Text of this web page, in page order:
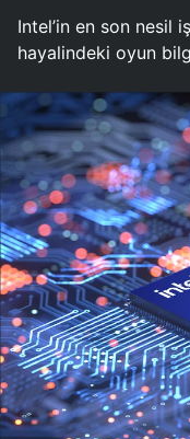
Intel’in en son nesil
hayalindeki oyun